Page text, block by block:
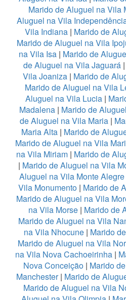
Marido de Aluguel na Vila
Aluguel na Vila
Vila Indiana | Marido de
Marido de Aluguel na Vila
na Vila Isa | Marido de
de Aluguel na Vila Jaguará|
Vila Joaniza| Marido de
Marido de Aluguel na Vila
Aluguel na Vila Lucia |
Madalena | Marido de
de Aluguel na Vila Maria|
Maria Alta| Marido de
Marido de Aluguel na Vila
na Vila Miriam | Marido de
| Marido de Aluguel na Vila
Aluguel na Vila Monte Alegre
Vila Monumento| Marido de
Marido de Aluguel na Vila
na Vila Morse | Marido de
Marido de Aluguel na Vila
na Vila Nhocune| Marido
Marido de Aluguel na Vila
na Vila Nova Cachoeirinha |
Nova Conceição| Marido
Manchester| Marido de
Marido de Aluguel na Vila